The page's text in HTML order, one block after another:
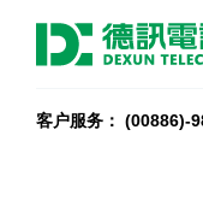
客户服务： (00886)-